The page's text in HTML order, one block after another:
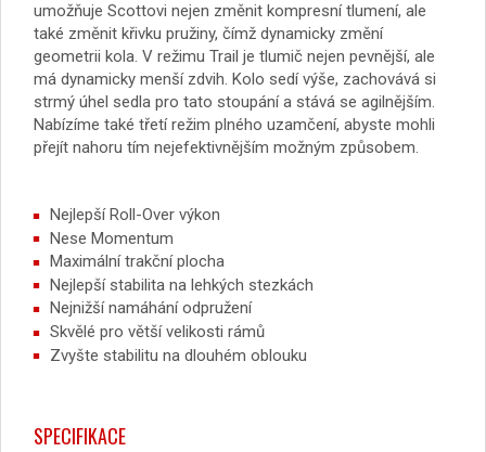
umožňuje Scottovi nejen změnit kompresní tlumení, ale
také změnit křivku pružiny, čímž dynamicky změní
geometrii kola. V režimu Trail je tlumič nejen pevnější, ale
má dynamicky menší zdvih. Kolo sedí výše, zachovává si
strmý úhel sedla pro tato stoupání a stává se agilnějším.
Nabízíme také třetí režim plného uzamčení, abyste mohli
přejít nahoru tím nejefektivnějším možným způsobem.
Nejlepší Roll-Over výkon
Nese Momentum
Maximální trakční plocha
Nejlepší stabilita na lehkých stezkách
Nejnižší namáhání odpružení
Skvělé pro větší velikosti rámů
Zvyšte stabilitu na dlouhém oblouku
SPECIFIKACE